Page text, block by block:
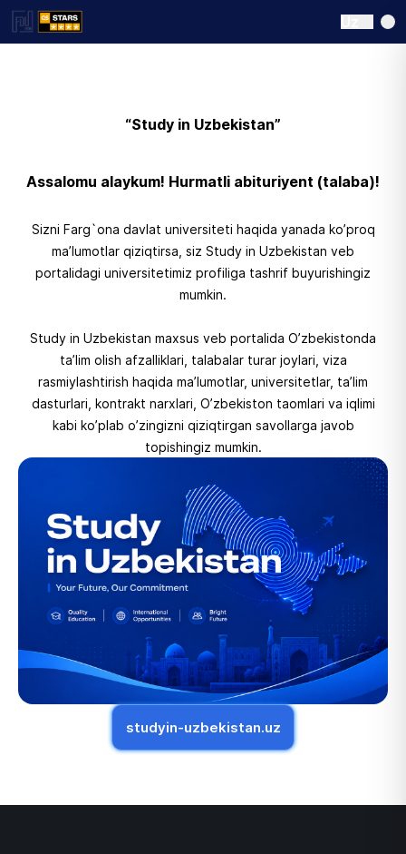
“Study in Uzbekistan”
Assalomu alaykum! Hurmatli abituriyent (talaba)!
Sizni Farg`ona davlat universiteti haqida yanada ko’proq
ma’lumotlar qiziqtirsa, siz Study in Uzbekistan veb
portalidagi universitetimiz profiliga tashrif buyurishingiz
mumkin.
Study in Uzbekistan maxsus veb portalida O’zbekistonda
ta’lim olish afzalliklari, talabalar turar joylari, viza
rasmiylashtirish haqida ma’lumotlar, universitetlar, ta’lim
dasturlari, kontrakt narxlari, O’zbekiston taomlari va iqlimi
kabi ko’plab o’zingizni qiziqtirgan savollarga javob
topishingiz mumkin.
studyin-uzbekistan.uz